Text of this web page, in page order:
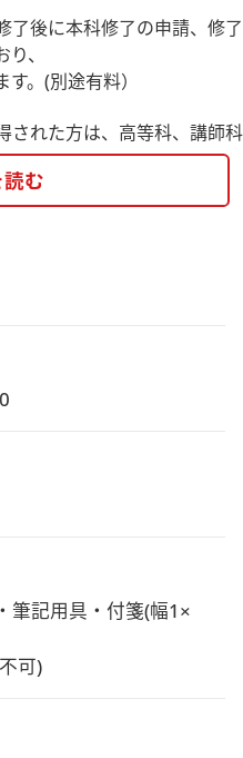
後に本科修了の申請、修了
、
。(別途有料）
れた方は、高等科、講師科
む
筆記用具・付箋(幅1×
可)